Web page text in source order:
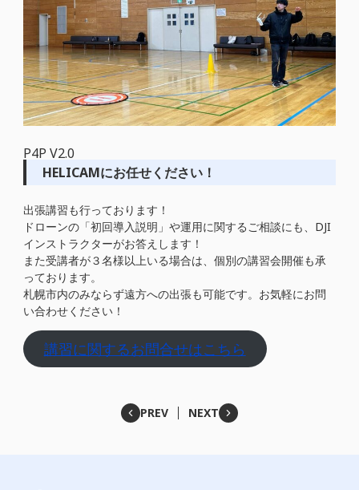
P4P V2.0
HELICAMにお任せください！
出張講習も行っております！
ドローンの「初回導入説明」や運用に関するご相談にも、DJI
インストラクターがお答えします！
また受講者が３名様以上いる場合は、個別の講習会開催も承
っております。
札幌市内のみならず遠方への出張も可能です。お気軽にお問
い合わせください！
講習に関するお問合せはこちら
PREV NEXT